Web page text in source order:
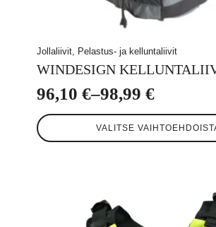
Jollaliivit, Pelastus- ja kelluntaliivit
WINDESIGN
96,10 €–98,99 €
Hintaluokka:
96,10 €
VALITSE
Tällä
tuotteella